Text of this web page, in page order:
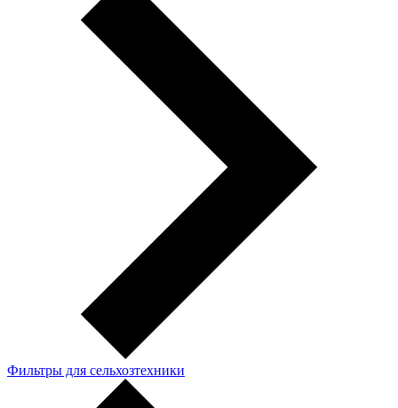
Фильтры для сельхозтехники